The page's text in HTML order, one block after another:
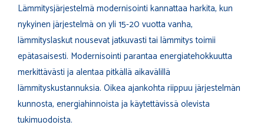
Lämmitysjärjestelmä modernisointi kannattaa harkita, kun
nykyinen järjestelmä on yli 15-20 vuotta vanha,
lämmityslaskut nousevat jatkuvasti tai lämmitys toimii
epätasaisesti. Modernisointi parantaa energiatehokkuutta
merkittävästi ja alentaa pitkällä aikavälillä
lämmityskustannuksia. Oikea ajankohta riippuu järjestelmän
kunnosta, energiahinnoista ja käytettävissä olevista
tukimuodoista.